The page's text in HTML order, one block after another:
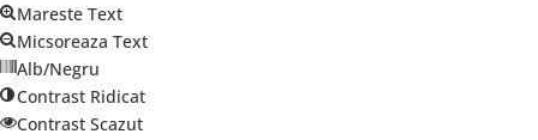
Mareste Text
Micsoreaza Text
Alb/Negru
Contrast Ridicat
Contrast Scazut